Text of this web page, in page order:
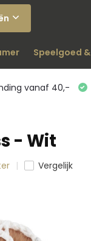
Speelgoed
vanaf 40,-
- Wit
Vergelijk